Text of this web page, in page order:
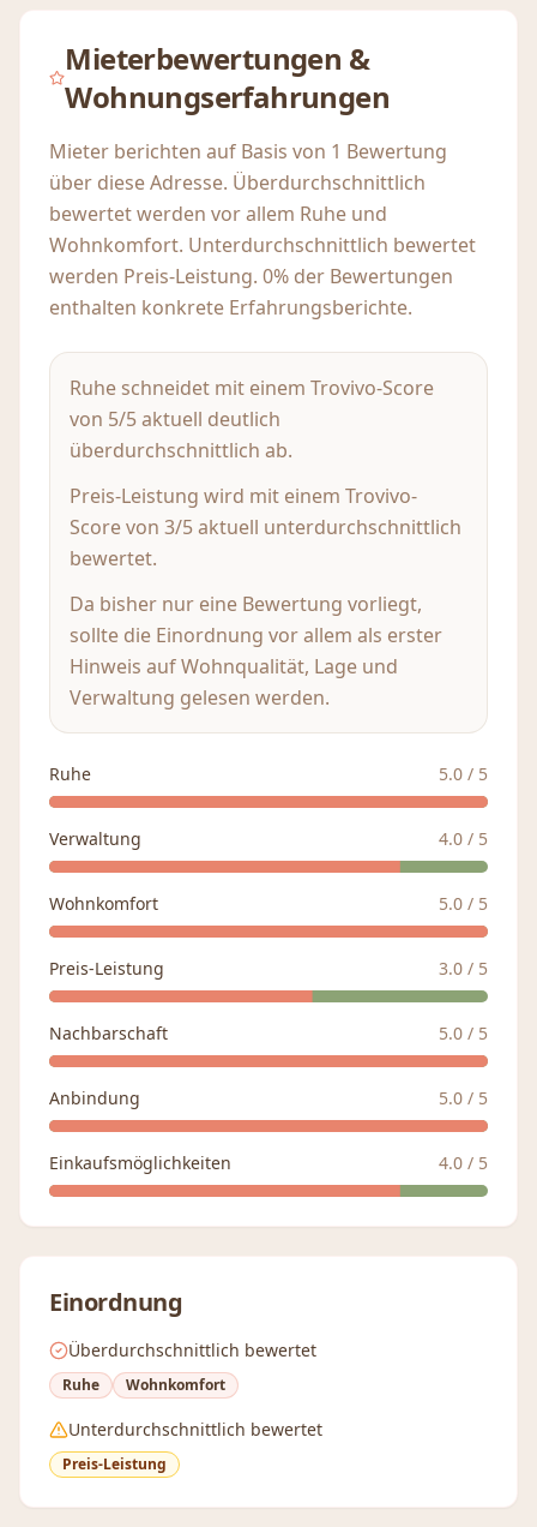
Mieterbewertungen &
Wohnungserfahrungen
Mieter berichten auf Basis von 1 Bewertung
über diese Adresse. Überdurchschnittlich
bewertet werden vor allem Ruhe und
Wohnkomfort. Unterdurchschnittlich bewertet
werden Preis-Leistung. 0% der Bewertungen
enthalten konkrete Erfahrungsberichte.
Ruhe schneidet mit einem Trovivo-Score
von 5/5 aktuell deutlich
überdurchschnittlich ab.
Preis-Leistung wird mit einem Trovivo-
Score von 3/5 aktuell unterdurchschnittlich
bewertet.
Da bisher nur eine Bewertung vorliegt,
sollte die Einordnung vor allem als erster
Hinweis auf Wohnqualität, Lage und
Verwaltung gelesen werden.
Ruhe 5.0 / 5
Verwaltung 4.0 / 5
Wohnkomfort 5.0 / 5
Preis-Leistung 3.0 / 5
Nachbarschaft 5.0 / 5
Anbindung 5.0 / 5
Einkaufsmöglichkeiten 4.0 / 5
Einordnung
Überdurchschnittlich bewertet
Ruhe Wohnkomfort
Unterdurchschnittlich bewertet
Preis-Leistung